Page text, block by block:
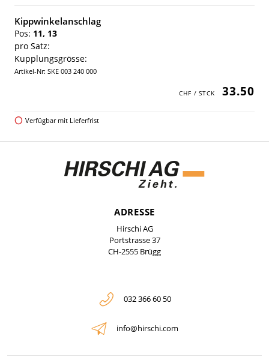
Kippwinkelanschlag
Pos: 11, 13
pro Satz:
Kupplungsgrösse:
Artikel-Nr: SKE 003 240 000
33.50
Verfügbar mit Lieferfrist
ADRESSE
Hirschi AG
Portstrasse 37
CH-2555 Brügg
032 366 60 50
info@hirschi.com